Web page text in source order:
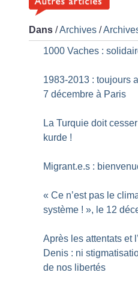
Dans /Archives /
1000 Vaches :
1983-2013 : toujours
7 décembre à Paris
La Turquie doit
kurde !
Migrant.e.s :
« Ce n’est pas le
système ! », le 12
Après les attentats et
Denis : ni
de nos libertés